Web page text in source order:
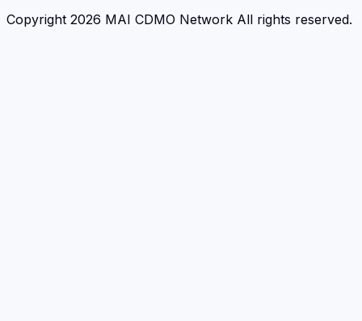
Copyright 2026 MAI CDMO Network All rights reserved.